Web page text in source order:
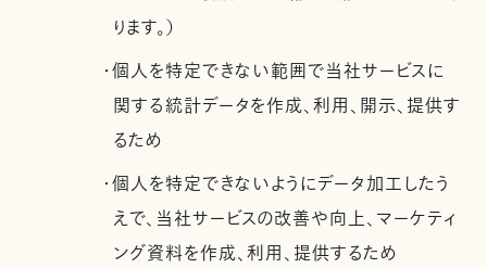
ります。）
・個人を特定できない範囲で当社サービスに
関する統計データを作成、利用、開示、提供す
るため
・個人を特定できないようにデータ加工したう
えで、当社サービスの改善や向上、マーケティ
ング資料を作成、利用、提供するため